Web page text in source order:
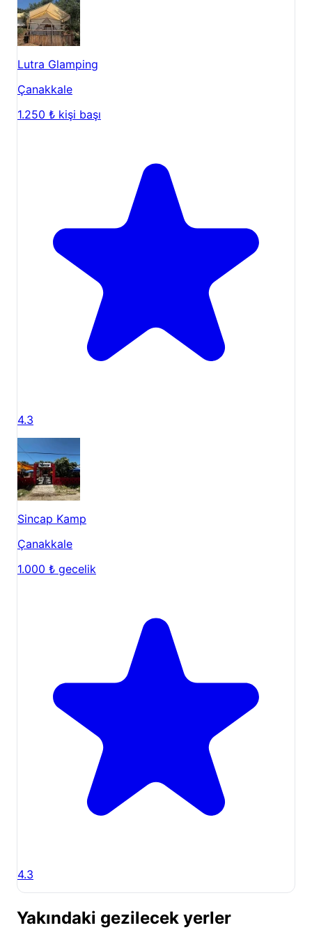
Lutra Glamping
Çanakkale
1.250 ₺ kişi başı
4.3
Sincap Kamp
Çanakkale
1.000 ₺ gecelik
4.3
Yakındaki gezilecek yerler